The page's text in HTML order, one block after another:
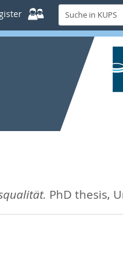
Suche
in
KUPS
PhD thesis,